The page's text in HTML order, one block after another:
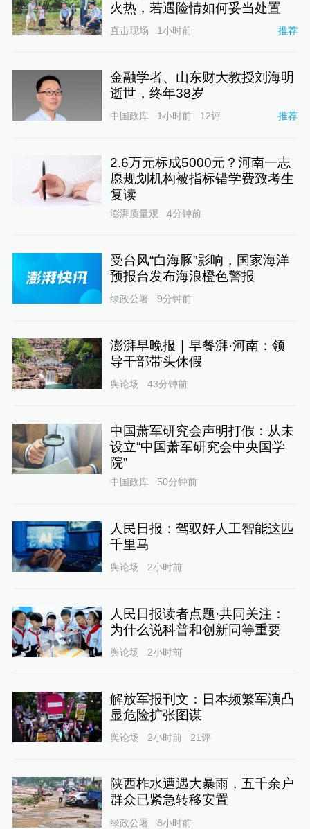
火热，若遇险情如何妥当处置
直击现场 1小时前 推荐
金融学者、山东财大教授刘海明
逝世，终年38岁
中国政库 1小时前 12评 推荐
2.6万元标成5000元？河南一志
愿规划机构被指标错学费致考生
复读
澎湃质量观 4分钟前
受台风“白海豚”影响，国家海洋
预报台发布海浪橙色警报
绿政公署 9分钟前
澎湃早晚报｜早餐湃·河南：领
导干部带头休假
舆论场 43分钟前
中国萧军研究会声明打假：从未
设立“中国萧军研究会中央国学
院”
中国政库 50分钟前
人民日报：驾驭好人工智能这匹
千里马
舆论场 2小时前
人民日报读者点题·共同关注：
为什么说科普和创新同等重要
舆论场 2小时前
解放军报刊文：日本频繁军演凸
显危险扩张图谋
舆论场 2小时前 21评
陕西柞水遭遇大暴雨，五千余户
群众已紧急转移安置
绿政公署 8小时前